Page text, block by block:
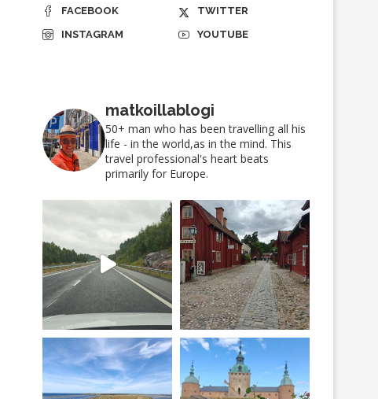
FACEBOOK
TWITTER
INSTAGRAM
YOUTUBE
matkoillablogi
50+ man who has been travelling all his
life - in the world,as in the mind. This
travel professional's heart beats
primarily for Europe.